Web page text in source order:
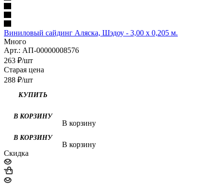
Виниловый сайдинг Аляска, Шэдоу - 3,00 х 0,205 м.
Много
Арт.: АП-00000008576
263 ₽/шт
Старая цена
288 ₽/шт
КУПИТЬ
В корзину
В корзину
Скидка